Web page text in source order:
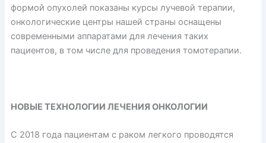
формой опухолей показаны курсы лучевой терапии,
онкологические центры нашей страны оснащены
современными аппаратами для лечения таких
пациентов, в том числе для проведения томотерапии.
НОВЫЕ ТЕХНОЛОГИИ ЛЕЧЕНИЯ ОНКОЛОГИИ
С 2018 года пациентам с раком легкого проводятся